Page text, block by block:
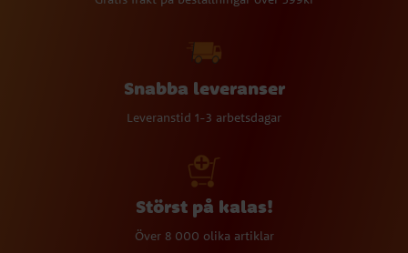
Snabba leveranser
Leveranstid 1-3 arbetsdagar
Störst på kalas!
Över 8 000 olika artiklar